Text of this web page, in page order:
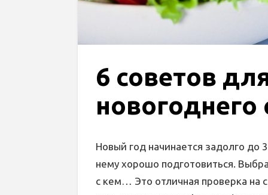
6 советов
новогоднего
Новый год начинается задолго до
нему хорошо подготовиться.
с кем… Это отличная проверка на